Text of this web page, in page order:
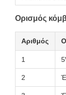
Ορισμός
Αριθμός
1
2